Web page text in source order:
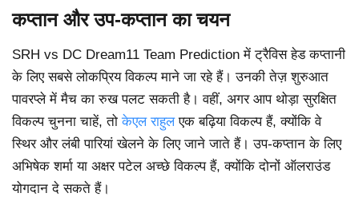
कप्तान और उप-कप्तान का चयन
SRH vs DC Dream11 Team Prediction में ट्रैविस हेड कप्तानी
के लिए सबसे लोकप्रिय विकल्प माने जा रहे हैं। उनकी तेज़ शुरुआत
पावरप्ले में मैच का रुख पलट सकती है। वहीं, अगर आप थोड़ा सुरक्षित
विकल्प चुनना चाहें, तोकेएल राहुलएक बढ़िया विकल्प हैं, क्योंकि वे
स्थिर और लंबी पारियां खेलने के लिए जाने जाते हैं। उप-कप्तान के लिए
अभिषेक शर्मा या अक्षर पटेल अच्छे विकल्प हैं, क्योंकि दोनों ऑलराउंड
योगदान दे सकते हैं।